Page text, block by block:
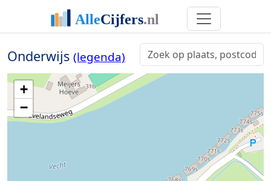
Onderwijs (legenda)
+
−